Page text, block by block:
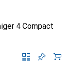
4 Compact